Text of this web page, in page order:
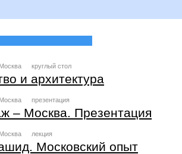
Москва круглый стол
и архитектура
Москва презентация
– Москва. Презентация
Москва лекция
Московский опыт